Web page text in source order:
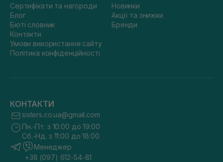
Сертифікати та нагороди
Блог
Бюті словник
Контакти
Умови використання сайту
Політика конфіденційності
Новинки
Акції та знижки
Бренди
КОНТАКТИ
sisters.co.ua@gmail.com
Пн.-Пт. з 10:00 до 19:00
Сб.-Нд. з 11:00 до 18:00
Менеджер
+38 (097) 612-54-81